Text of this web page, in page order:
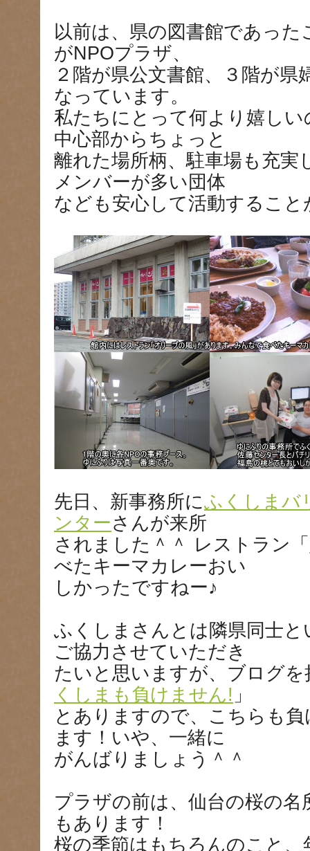
以前は、県の図書館であった
がNPOプラザ、
２階が県公文書館、３階が県
なっています。
私たちにとって何より嬉しい
中心部からちょっと
離れた場所柄、駐車場も充実
メンバーが多い団体
なども安心して活動するこ
先日、新事務所にふくしまバ
ンターさんが来所
されました＾＾ レストラン「
べたキーマカレーおい
しかったですねー♪
ふくしまさんとは隣県同士
ご協力させていただき
たいと思いますが、ブログ
くしまも負けません! 」
とありますので、こちらも
ます！いや、一緒に
がんばりましょう＾＾
プラザの前は、仙台の桜の名
もあります！
桜の季節はもちろんのこと